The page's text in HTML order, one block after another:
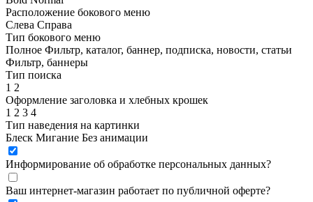
Расположение бокового меню
Слева Справа
Тип бокового меню
Полное Фильтр, каталог, баннер, подписка, новости, статьи
Фильтр, баннеры
Тип поиска
1 2
Оформление заголовка и хлебных крошек
1 2 3 4
Тип наведения на картинки
Блеск Мигание Без анимации
Информирование об обработке персональных данных?
Ваш интернет-магазин работает по публичной оферте?